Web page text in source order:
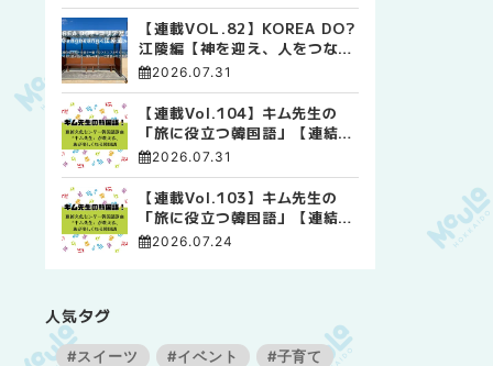
【連載VOL.82】KOREA DO?
江陵編【神を迎え、人をつなぐ
時間 ― 江陵端午祭 】
2026.07.31
【連載Vol.104】キム先生の
「旅に役立つ韓国語」【連結語
尾について その4】
2026.07.31
【連載Vol.103】キム先生の
「旅に役立つ韓国語」【連結語
尾について その3】
2026.07.24
人気タグ
#スイーツ #イベント
#子育て